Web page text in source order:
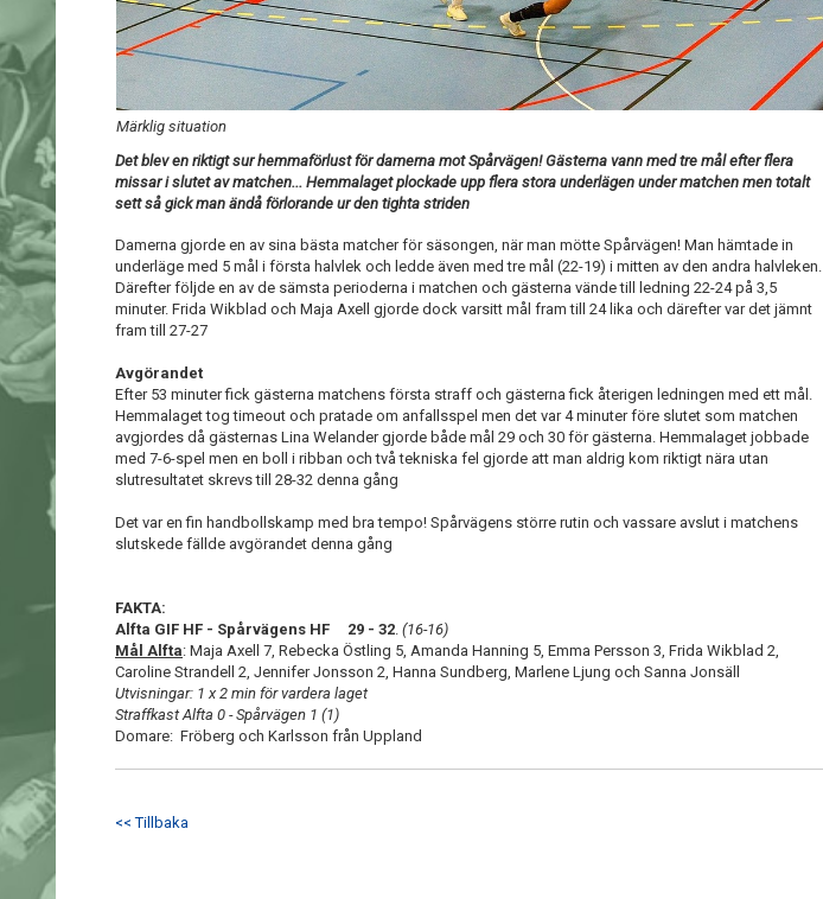
Märklig situation
Det blev en riktigt sur hemmaförlust för damerna mot Spårvägen! Gästerna vann med tre mål efter flera
missar i slutet av matchen... Hemmalaget plockade upp flera stora underlägen under matchen men totalt
sett så gick man ändå förlorande ur den tighta striden
Damerna gjorde en av sina bästa matcher för säsongen, när man mötte Spårvägen! Man hämtade in
underläge med 5 mål i första halvlek och ledde även med tre mål (22-19) i mitten av den andra halvleken.
Därefter följde en av de sämsta perioderna i matchen och gästerna vände till ledning 22-24 på 3,5
minuter. Frida Wikblad och Maja Axell gjorde dock varsitt mål fram till 24 lika och därefter var det jämnt
fram till 27-27
Avgörandet
Efter 53 minuter fick gästerna matchens första straff och gästerna fick återigen ledningen med ett mål.
Hemmalaget tog timeout och pratade om anfallsspel men det var 4 minuter före slutet som matchen
avgjordes då gästernas Lina Welander gjorde både mål 29 och 30 för gästerna. Hemmalaget jobbade
med 7-6-spel men en boll i ribban och två tekniska fel gjorde att man aldrig kom riktigt nära utan
slutresultatet skrevs till 28-32 denna gång
Det var en fin handbollskamp med bra tempo! Spårvägens större rutin och vassare avslut i matchens
slutskede fällde avgörandet denna gång
FAKTA:
Alfta GIF HF - Spårvägens HF 29 - 32. (16-16)
Mål Alfta: Maja Axell 7, Rebecka Östling 5, Amanda Hanning 5, Emma Persson 3, Frida Wikblad 2,
Caroline Strandell 2, Jennifer Jonsson 2, Hanna Sundberg, Marlene Ljung och Sanna Jonsäll
Utvisningar: 1 x 2 min för vardera laget
Straffkast Alfta 0 - Spårvägen 1 (1)
Domare: Fröberg och Karlsson från Uppland
<< Tillbaka